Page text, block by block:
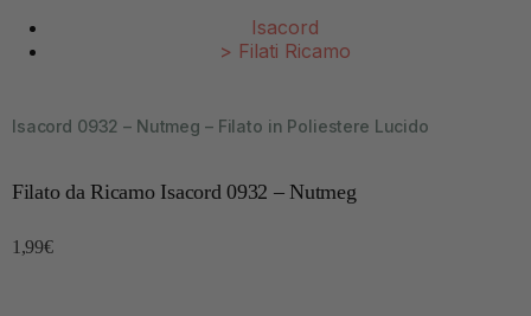
Isacord
> Filati Ricamo
Isacord 0932 – Nutmeg – Filato in Poliestere Lucido
Filato da Ricamo Isacord 0932 – Nutmeg
1,99€